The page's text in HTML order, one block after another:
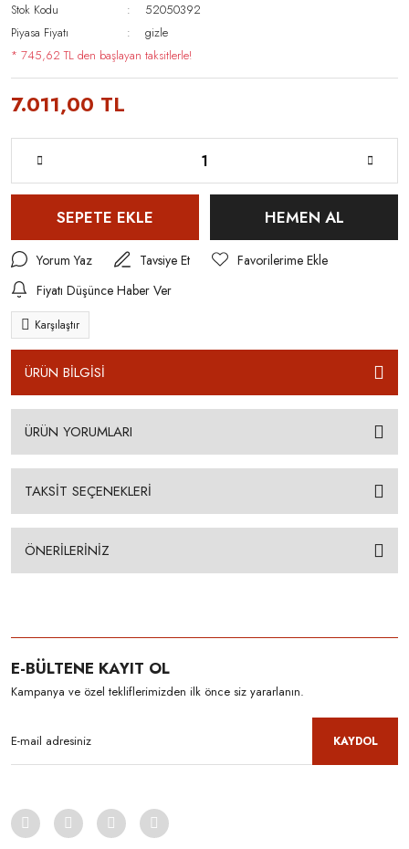
Stok Kodu
52050392
Piyasa Fiyatı
gizle
* 745,62 TL den başlayan taksitlerle!
7.011,00 TL
SEPETE EKLE HEMEN AL
Yorum Yaz
Tavsiye Et
Fiyatı Düşünce Haber Ver
Karşılaştır
ÜRÜN BİLGİSİ
ÜRÜN YORUMLARI
TAKSİT SEÇENEKLERİ
ÖNERİLERİNİZ
E-BÜLTENE KAYIT OL
Kampanya ve özel tekliflerimizden ilk önce siz yararlanın.
KAYDOL